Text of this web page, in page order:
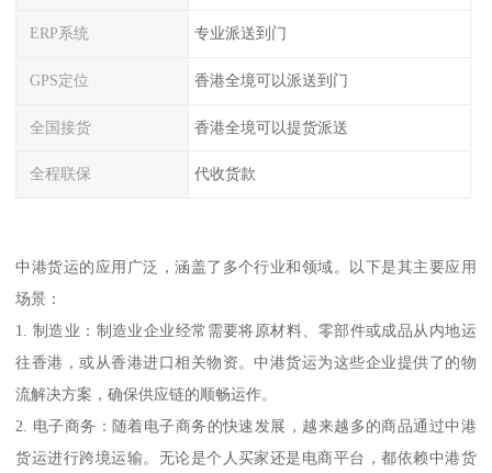
ERP系统 专业派送到门
GPS定位 香港全境可以派送到门
全国接货 香港全境可以提货派送
全程联保 代收货款
中港货运的应用广泛，涵盖了多个行业和领域。以下是其主要应用
场景：
1. 制造业：制造业企业经常需要将原材料、零部件或成品从内地运
往香港，或从香港进口相关物资。中港货运为这些企业提供了的物
流解决方案，确保供应链的顺畅运作。
2. 电子商务：随着电子商务的快速发展，越来越多的商品通过中港
货运进行跨境运输。无论是个人买家还是电商平台，都依赖中港货